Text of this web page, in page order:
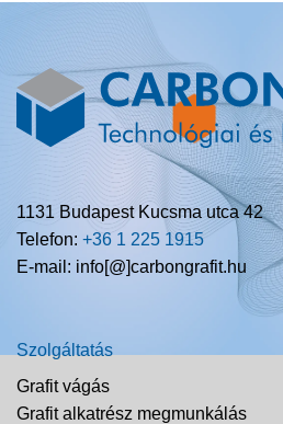
1131 Budapest Kucsma utca 42
Telefon: +36 1 225 1915
E-mail: info[@]carbongrafit.hu
Szolgáltatás
Grafit vágás
Grafit alkatrész megmunkálás